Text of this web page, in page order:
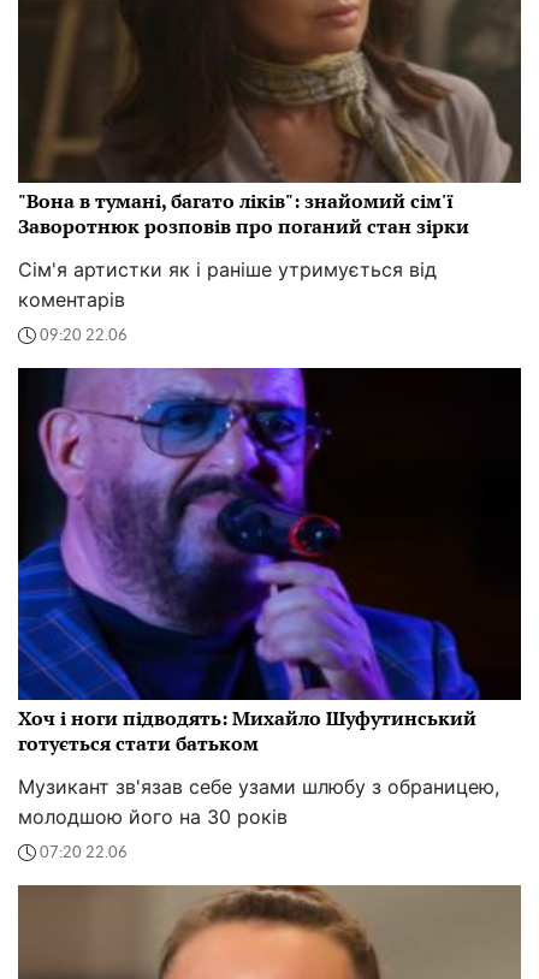
"Вона в тумані, багато ліків": знайомий сім'ї
Заворотнюк розповів про поганий стан зірки
Сім'я артистки як і раніше утримується від
коментарів
09:20 22.06
Хоч і ноги підводять: Михайло Шуфутинський
готується стати батьком
Музикант зв'язав себе узами шлюбу з обраницею,
молодшою його на 30 років
07:20 22.06